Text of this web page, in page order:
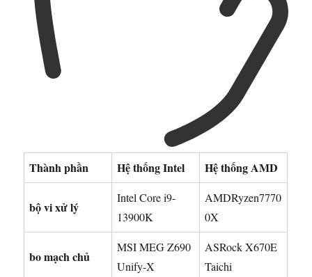
Thành phần Hệ thống Intel Hệ thống AMD
bộ vi xử lý
Intel Core i9-
13900K
AMDRyzen7770
0X
bo mạch chủ
MSI MEG Z690
Unify-X
ASRock X670E
Taichi